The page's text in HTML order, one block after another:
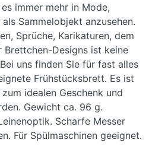
immer mehr in Mode,
Sammelobjekt anzusehen.
Sprüche, Karikaturen, dem
Brettchen-Designs ist keine
uns finden Sie für fast alles
Frühstücksbrett. Es ist
idealen Geschenk und
Gewicht ca. 96 g.
Scharfe Messer
Für Spülmaschinen geeignet.